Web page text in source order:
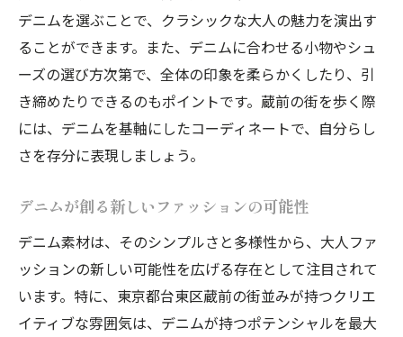
デニムを選ぶことで、クラシックな大人の魅力を演出す
ることができます。また、デニムに合わせる小物やシュ
ーズの選び方次第で、全体の印象を柔らかくしたり、引
き締めたりできるのもポイントです。蔵前の街を歩く際
には、デニムを基軸にしたコーディネートで、自分らし
さを存分に表現しましょう。
デニムが創る新しいファッションの可能性
デニム素材は、そのシンプルさと多様性から、大人ファ
ッションの新しい可能性を広げる存在として注目されて
います。特に、東京都台東区蔵前の街並みが持つクリエ
イティブな雰囲気は、デニムが持つポテンシャルを最大